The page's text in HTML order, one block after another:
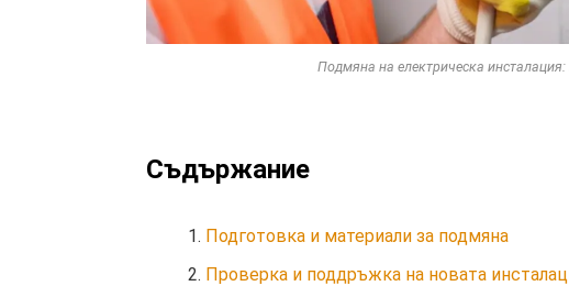
Подмяна на електрическа
Съдържание
Подготовка и материали за подмяна
Проверка и поддръжка на новата